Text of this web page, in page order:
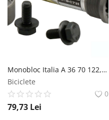
Monobloc Italia A 36 70 122,5mm Otel Ax Patrat VP Components
Biciclete
0
79,73 Lei